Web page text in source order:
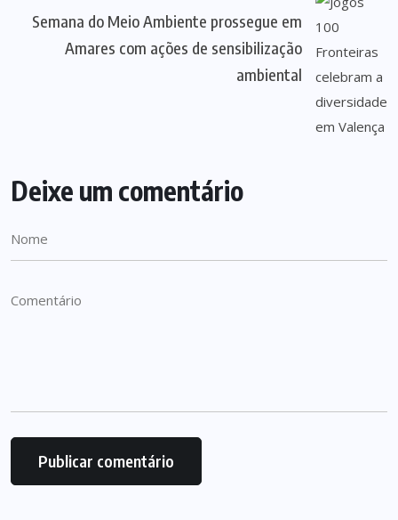
Semana do Meio Ambiente prossegue em
Amares com ações de sensibilização
ambiental
Deixe um comentário